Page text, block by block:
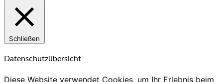
Schließen
Datenschutzübersicht
Diese Website verwendet Cookies, um Ihr Erlebnis beim